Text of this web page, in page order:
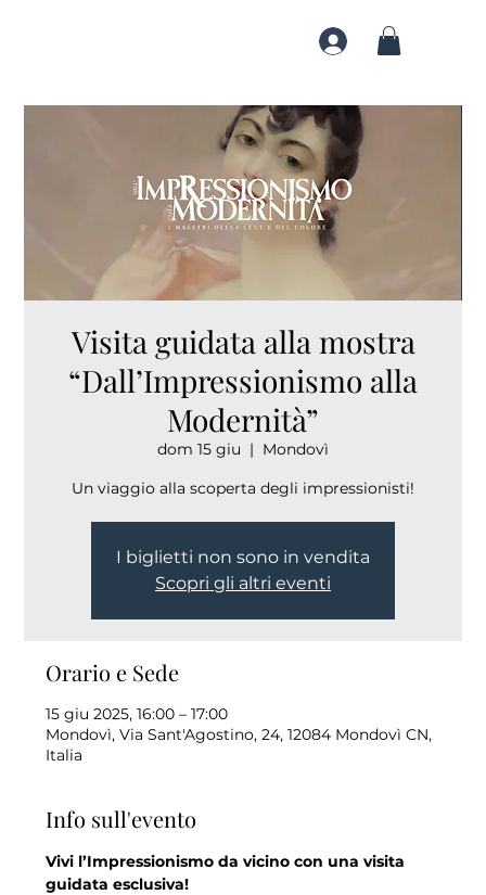
Visita guidata alla mostra
“Dall’Impressionismo alla
Modernità”
dom 15 giu
  |
Mondovì
Un viaggio alla scoperta degli impressionisti!
I biglietti non sono in vendita
Scopri gli altri eventi
Orario e Sede
15 giu 2025, 16:00 – 17:00
Mondovì, Via Sant'Agostino, 24, 12084 Mondovì CN,
Italia
Info sull'evento
Vivi l’Impressionismo da vicino con una visita
guidata esclusiva!